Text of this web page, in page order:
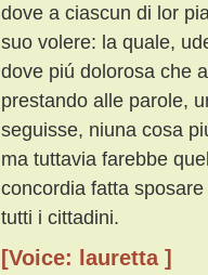
dove a ciascun di lor
suo volere: la quale,
dove piú dolorosa che
prestando alle parole,
seguisse, niuna cosa
ma tuttavia farebbe
concordia fatta
tutti i cittadini.
[Voice: lauretta ]